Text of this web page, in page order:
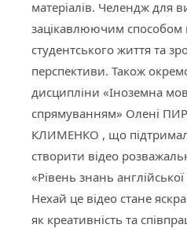
матеріалів. Челендж для
зацікавлюючим способом
студентського життя та
перспективи. Також
дисципліни «Іноземна
спрямуванням» Олені
КЛИМЕНКО , що
створити відео
«Рівень знань
Нехай це відео стане
як креативність та